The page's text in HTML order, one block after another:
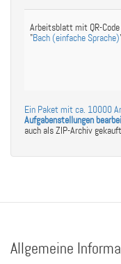
Arbeitsblatt mit QR-
"Bach (einfache Sprache)
Ein Paket mit ca. 10000
Aufgabenstellungen
auch als ZIP-Archiv
Allgemeine